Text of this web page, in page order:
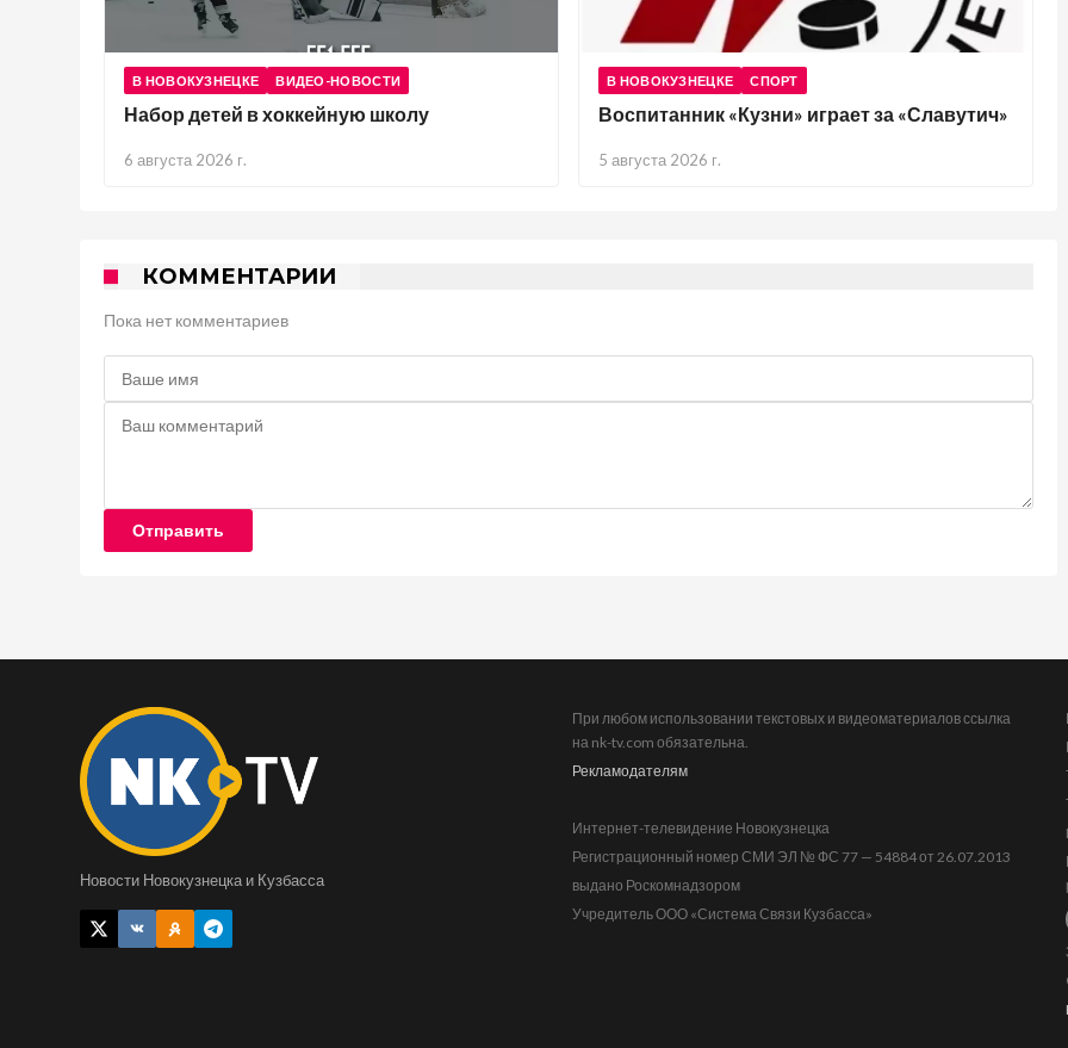
В НОВОКУЗНЕЦКЕ ВИДЕО-НОВОСТИ
Набор детей в хоккейную школу
6 августа 2026 г.
В НОВОКУЗНЕЦКЕ СПОРТ
Воспитанник «Кузни» играет за «Славутич»
5 августа 2026 г.
КОММЕНТАРИИ
Пока нет комментариев
Отправить
Новости Новокузнецка и Кузбасса
При любом использовании текстовых и видеоматериалов ссылка
на nk-tv.com обязательна.
Рекламодателям
Интернет-телевидение Новокузнецка
Регистрационный номер СМИ ЭЛ № ФС 77 — 54884 от 26.07.2013
выдано Роскомнадзором
Учредитель ООО «Система Связи Кузбасса»